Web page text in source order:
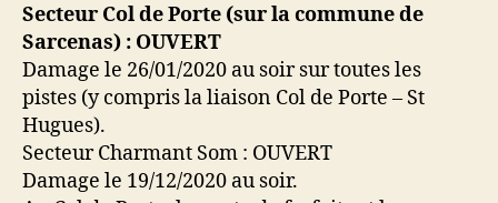
Secteur Col de Porte (sur la commune de
Sarcenas) : OUVERT
Damage le 26/01/2020 au soir sur toutes les
pistes (y compris la liaison Col de Porte – St
Hugues).
Secteur Charmant Som : OUVERT
Damage le 19/12/2020 au soir.